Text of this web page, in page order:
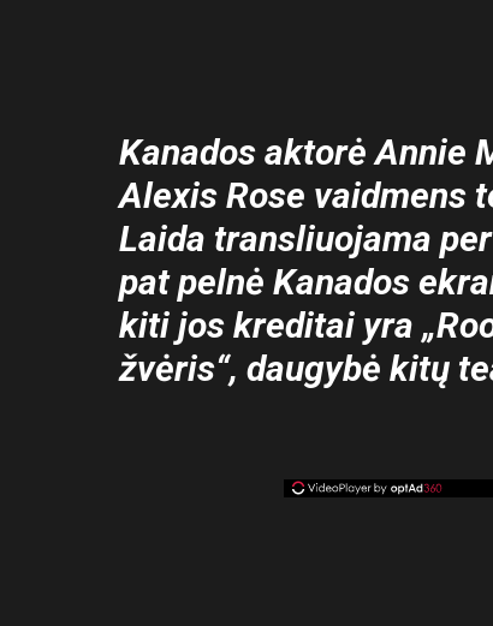
Kanados aktorė Annie
Alexis Rose vaidmens
Laida transliuojama
pat pelnė Kanados
kiti jos kreditai yra
žvėris“, daugybė kitų